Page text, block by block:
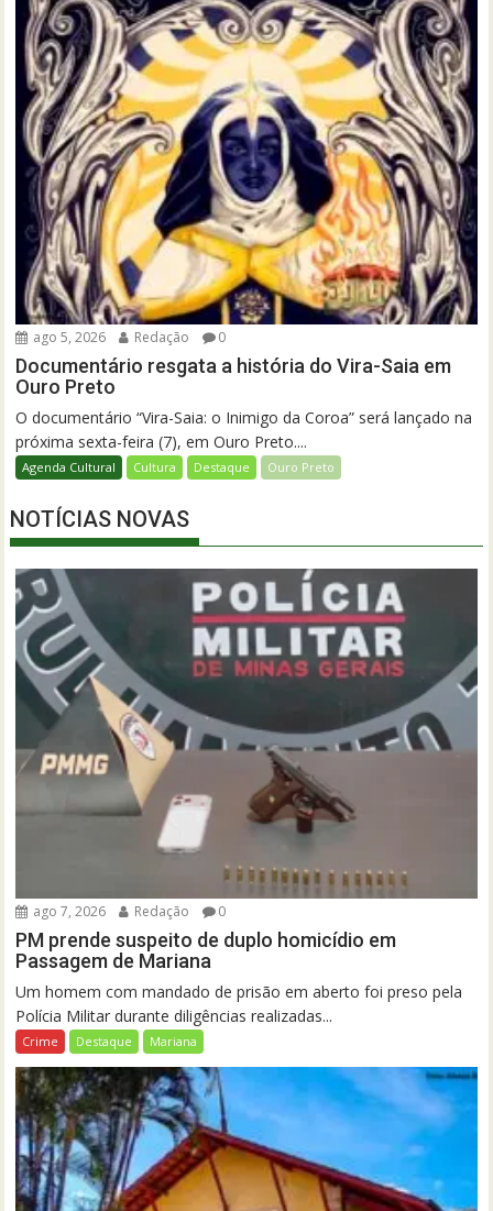
ago 5, 2026 Redação 0
Documentário resgata a história do Vira-Saia em
Ouro Preto
O documentário “Vira-Saia: o Inimigo da Coroa” será lançado na
próxima sexta-feira (7), em Ouro Preto....
Agenda Cultural Cultura Destaque Ouro Preto
NOTÍCIAS NOVAS
ago 7, 2026 Redação 0
PM prende suspeito de duplo homicídio em
Passagem de Mariana
Um homem com mandado de prisão em aberto foi preso pela
Polícia Militar durante diligências realizadas...
Crime Destaque Mariana